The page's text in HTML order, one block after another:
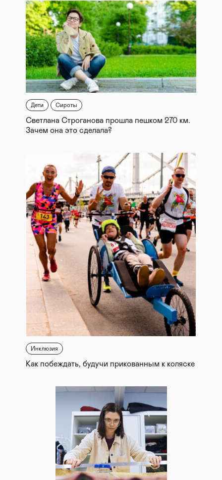
Дети Сироты
Светлана Строганова прошла пешком 270 км.
Зачем она это сделала?
Инклюзия
Как побеждать, будучи прикованным к коляске